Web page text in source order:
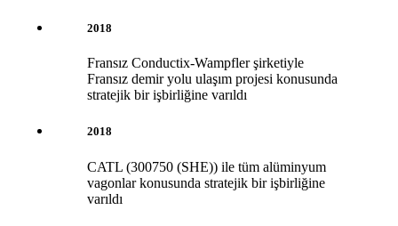
2018
Fransız Conductix-Wampfler şirketiyle
Fransız demir yolu ulaşım projesi konusunda
stratejik bir işbirliğine varıldı
2018
CATL (300750 (SHE)) ile tüm alüminyum
vagonlar konusunda stratejik bir işbirliğine
varıldı